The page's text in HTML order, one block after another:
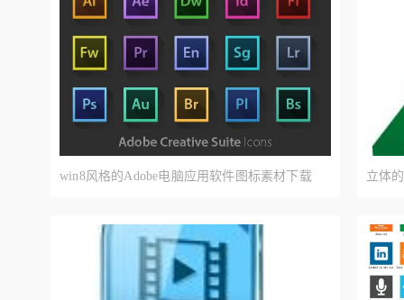
win8风格的Adobe电脑应用软件图标素材下载 立体